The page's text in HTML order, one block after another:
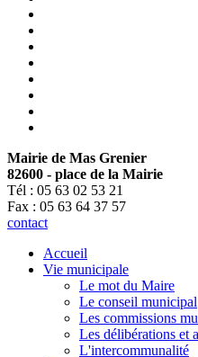
Mairie de Mas Grenier
82600 - place de la Mairie
Tél : 05 63 02 53 21
Fax : 05 63 64 37 57
contact
Accueil
Vie municipale
Le mot du Maire
Le conseil municipal
Les commissions
Les délibérations et
L'intercommunalité